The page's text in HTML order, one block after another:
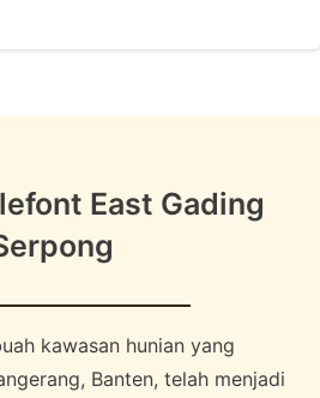
East Gading
kawasan hunian yang
Banten, telah menjadi